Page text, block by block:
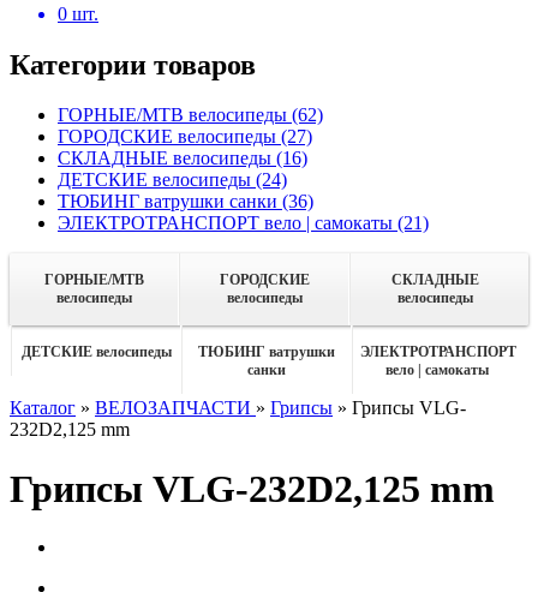
0 шт.
Категории товаров
ГОРНЫЕ/MTB велосипеды (62)
ГОРОДСКИЕ велосипеды (27)
СКЛАДНЫЕ велосипеды (16)
ДЕТСКИЕ велосипеды (24)
ТЮБИНГ ватрушки санки (36)
ЭЛЕКТРОТРАНСПОРТ вело | самокаты (21)
ГОРНЫЕ/MTB
велосипеды
ГОРОДСКИЕ
велосипеды
СКЛАДНЫЕ
велосипеды
ДЕТСКИЕ велосипеды
ТЮБИНГ ватрушки
санки
ЭЛЕКТРОТРАНСПОРТ
вело | самокаты
Каталог » ВЕЛОЗАПЧАСТИ » Грипсы » Грипсы VLG-
232D2,125 mm
Грипсы VLG-232D2,125 mm